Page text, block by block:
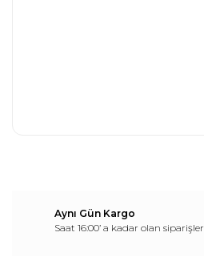
Aynı Gün Kargo
Saat 16:00’ a kadar olan siparişler